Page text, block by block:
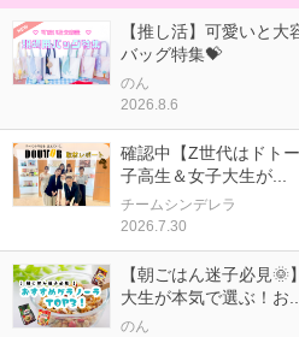
【推し活】可愛いと
バッグ特集💝
のん
2026.8.6
確認中【Z世代はドト
子高生＆女子大生が...
チームシンデレラ
2026.7.30
【朝ごはん迷子必見
大生が本気で選ぶ！お...
のん